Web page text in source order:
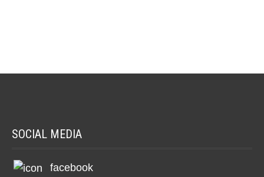
SOCIAL MEDIA
facebook